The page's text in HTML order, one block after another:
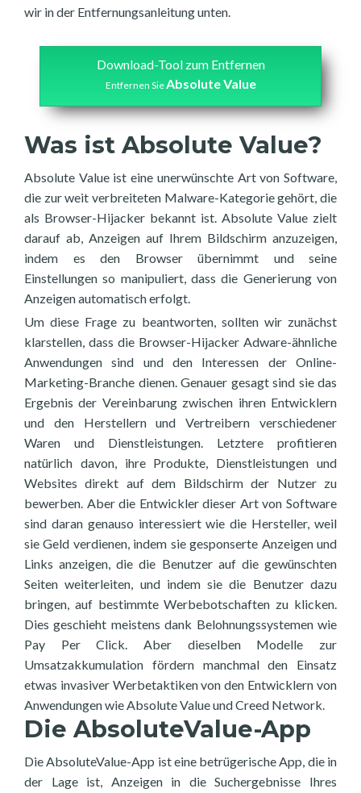
wir in der Entfernungsanleitung unten.
Download-Tool zum Entfernen
Entfernen SieAbsolute Value
Was ist Absolute Value?
Absolute Value ist eine unerwünschte Art von Software,
die zur weit verbreiteten Malware-Kategorie gehört, die
als Browser-Hijacker bekannt ist. Absolute Value zielt
darauf ab, Anzeigen auf Ihrem Bildschirm anzuzeigen,
indem es den Browser übernimmt und seine
Einstellungen so manipuliert, dass die Generierung von
Anzeigen automatisch erfolgt.
Um diese Frage zu beantworten, sollten wir zunächst
klarstellen, dass die Browser-Hijacker Adware-ähnliche
Anwendungen sind und den Interessen der Online-
Marketing-Branche dienen. Genauer gesagt sind sie das
Ergebnis der Vereinbarung zwischen ihren Entwicklern
und den Herstellern und Vertreibern verschiedener
Waren und Dienstleistungen. Letztere profitieren
natürlich davon, ihre Produkte, Dienstleistungen und
Websites direkt auf dem Bildschirm der Nutzer zu
bewerben. Aber die Entwickler dieser Art von Software
sind daran genauso interessiert wie die Hersteller, weil
sie Geld verdienen, indem sie gesponserte Anzeigen und
Links anzeigen, die die Benutzer auf die gewünschten
Seiten weiterleiten, und indem sie die Benutzer dazu
bringen, auf bestimmte Werbebotschaften zu klicken.
Dies geschieht meistens dank Belohnungssystemen wie
Pay Per Click. Aber dieselben Modelle zur
Umsatzakkumulation fördern manchmal den Einsatz
etwas invasiver Werbetaktiken von den Entwicklern von
Anwendungen wie Absolute Value und Creed Network.
Die AbsoluteValue-App
Die AbsoluteValue-App ist eine betrügerische App, die in
der Lage ist, Anzeigen in die Suchergebnisse Ihres